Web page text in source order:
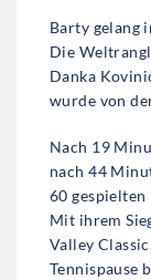
Barty gelang
Die
Danka
wurde von
Nach 19
nach 44
60
Mit ihrem
Valley
Tennispause